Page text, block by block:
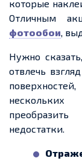
которые
Отличным
фотообои,
Нужно
отвлечь
нескольких
недостатки.